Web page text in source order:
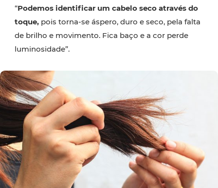
“Podemos identificar um cabelo seco através do
toque, pois torna-se áspero, duro e seco, pela falta
de brilho e movimento. Fica baço e a cor perde
luminosidade”.